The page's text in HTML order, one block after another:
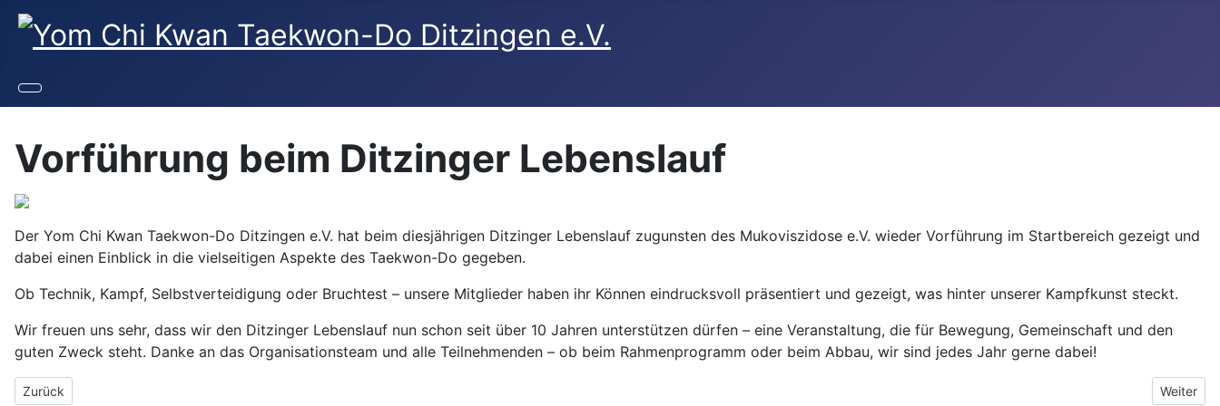
Vorführung beim Ditzinger Lebenslauf
Der Yom Chi Kwan Taekwon-Do Ditzingen e.V. hat beim diesjährigen Ditzinger Lebenslauf zugunsten des Mukoviszidose e.V. wieder Vorführung im Startbereich gezeigt und
dabei einen Einblick in die vielseitigen Aspekte des Taekwon-Do gegeben.
Ob Technik, Kampf, Selbstverteidigung oder Bruchtest – unsere Mitglieder haben ihr Können eindrucksvoll präsentiert und gezeigt, was hinter unserer Kampfkunst steckt.
Wir freuen uns sehr, dass wir den Ditzinger Lebenslauf nun schon seit über 10 Jahren unterstützen dürfen – eine Veranstaltung, die für Bewegung, Gemeinschaft und den
guten Zweck steht. Danke an das Organisationsteam und alle Teilnehmenden – ob beim Rahmenprogramm oder beim Abbau, wir sind jedes Jahr gerne dabei!
Vorheriger Beitrag: Erste Gürtelprüfung 2025
Zurück Nächster
Weiter